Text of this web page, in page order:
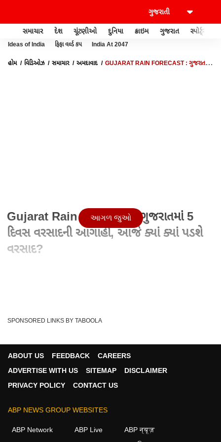
સમાચાર દેશ ચૂંટણીઓ દુનિયા ક્રાઇમ ગુજરાત સ્પોર્ટ્સ
Ideas of India ફિફા વર્લ્ડ કપ India At 2047
હોમ વિડિઓઝ સમાચાર અમદાવાદ
GUJARAT RAIN FORECAST : ગુજરાતમાં
Gujarat Rain Forecast : ગુજરાતમાં 5
દિવસ વરસાદની આગાહી, આજે ક્યાં ક્યાં પડશે
વરસાદ?
Written By :હરેશ કણઝરીયા
01 Jun 2026 12:38 PM (IST)
આગળ જુઓ
SPONSORED LINKS BY TABOOLA
ABOUT US FEEDBACK
CAREERS
ADVERTISE WITH US
SITEMAP
DISCLAIMER
PRIVACY POLICY
CONTACT US
ABP NEWS GROUP WEBSITES
ABP Network ABP Live
ABP न्यूज़